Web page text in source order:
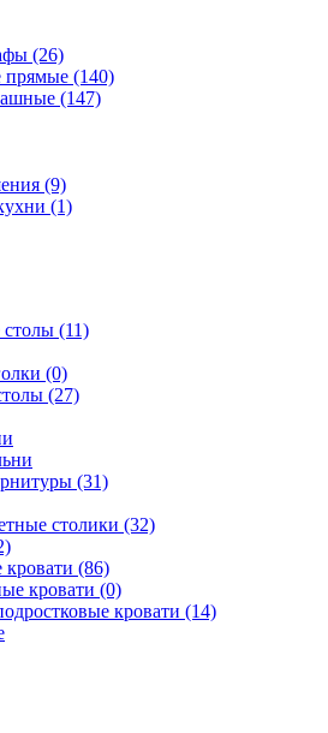
(26)
(140)
(147)
(9)
(1)
(11)
(0)
(27)
(31)
столики (32)
(86)
кровати (0)
кровати (14)